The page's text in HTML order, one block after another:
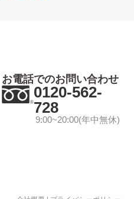
お電話でのお問い合わせ
0120-562-
728
9:00~20:00(年中無休)